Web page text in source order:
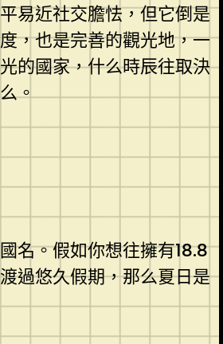
易近社交膽怯，但它倒是
，也是完善的觀光地，一
的國家，什么時辰往取決
。
名。假如你想往擁有18.8
過悠久假期，那么夏日是